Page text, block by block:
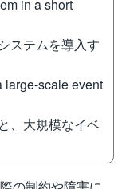
in a short
ステムを導入す
large-scale event
、大規模なイベ